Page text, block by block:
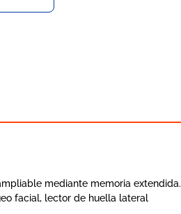
mediante memoria extendida.
facial, lector de huella lateral